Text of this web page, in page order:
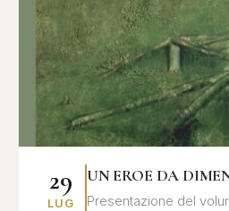
29
LUG
UN EROE DA
Presentazione del